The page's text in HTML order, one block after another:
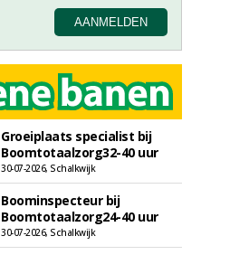
Groeiplaats specialist bij
Boomtotaalzorg32-40 uur
30-07-2026, Schalkwijk
Boominspecteur bij
Boomtotaalzorg24-40 uur
30-07-2026, Schalkwijk